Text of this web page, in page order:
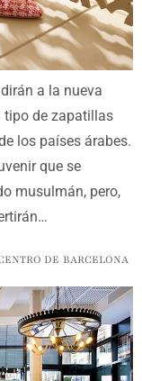
a la nueva
tipo de zapatillas
los países árabes.
que se
musulmán, pero,
DE BARCELONA